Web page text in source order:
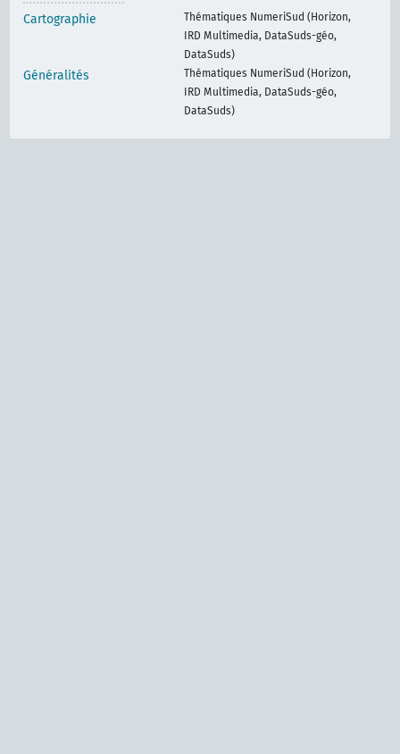
Cartographie
Thématiques NumeriSud (Horizon,
IRD Multimedia, DataSuds-géo,
DataSuds)
Généralités
Thématiques NumeriSud (Horizon,
IRD Multimedia, DataSuds-géo,
DataSuds)